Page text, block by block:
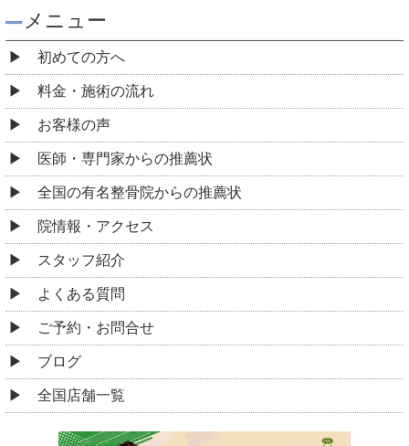
メニュー
初めての方へ
料金・施術の流れ
お客様の声
医師・専門家からの推薦状
全国の有名整骨院からの推薦状
院情報・アクセス
スタッフ紹介
よくある質問
ご予約・お問合せ
ブログ
全国店舗一覧